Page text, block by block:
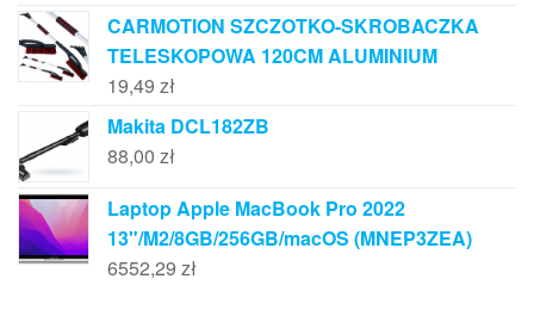
CARMOTION SZCZOTKO-SKROBACZKA
TELESKOPOWA 120CM ALUMINIUM
19,49 zł
Makita DCL182ZB
88,00 zł
Laptop Apple MacBook Pro 2022
13"/M2/8GB/256GB/macOS (MNEP3ZEA)
6552,29 zł